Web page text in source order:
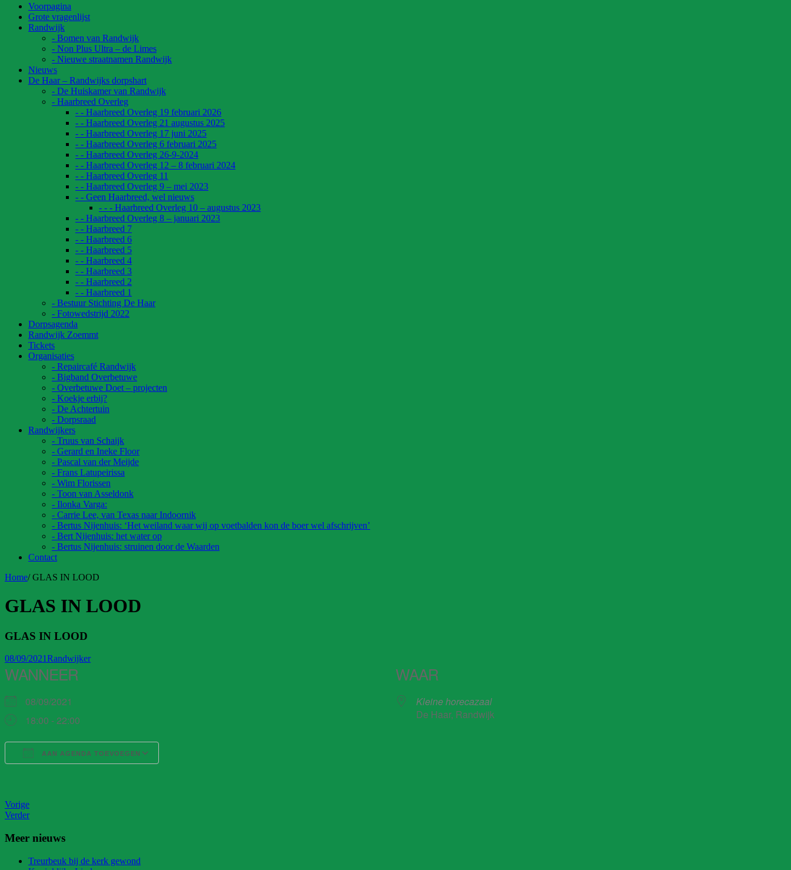
Voorpagina
Grote vragenlijst
Randwijk
- Bomen van Randwijk
- Non Plus Ultra – de Limes
- Nieuwe straatnamen Randwijk
Nieuws
De Haar – Randwijks dorpshart
- De Huiskamer van Randwijk
- Haarbreed Overleg
- - Haarbreed Overleg 19 februari 2026
- - Haarbreed Overleg 21 augustus 2025
- - Haarbreed Overleg 17 juni 2025
- - Haarbreed Overleg 6 februari 2025
- - Haarbreed Overleg 26-9-2024
- - Haarbreed Overleg 12 – 8 februari 2024
- - Haarbreed Overleg 11
- - Haarbreed Overleg 9 – mei 2023
- - Geen Haarbreed, wel nieuws
- - - Haarbreed Overleg 10 – augustus 2023
- - Haarbreed Overleg 8 – januari 2023
- - Haarbreed 7
- - Haarbreed 6
- - Haarbreed 5
- - Haarbreed 4
- - Haarbreed 3
- - Haarbreed 2
- - Haarbreed 1
- Bestuur Stichting De Haar
- Fotowedstrijd 2022
Dorpsagenda
Randwijk Zoemmt
Tickets
Organisaties
- Repaircafé Randwijk
- Bigband Overbetuwe
- Overbetuwe Doet – projecten
- Koekje erbij?
- De Achtertuin
- Dorpsraad
Randwijkers
- Truus van Schaijk
- Gerard en Ineke Floor
- Pascal van der Meijde
- Frans Latupeirissa
- Wim Florissen
- Toon van Asseldonk
- Ilonka Varga:
- Carrie Lee, van Texas naar Indoornik
- Bertus Nijenhuis: ‘Het weiland waar wij op voetbalden kon de boer wel afschrijven’
- Bert Nijenhuis: het water op
- Bertus Nijenhuis: struinen door de Waarden
Contact
Home/GLAS IN LOOD
GLAS IN LOOD
GLAS IN LOOD
08/09/2021Randwijker
WANNEER
08/09/2021
18:00 - 22:00
AAN AGENDA TOEVOEGEN
WAAR
Kleine horecazaal
De Haar, Randwijk
Vorige
Verder
Meer nieuws
Treurbeuk bij de kerk gewond